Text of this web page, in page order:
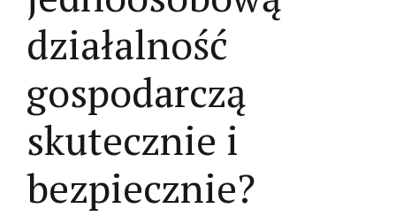
działalność
gospodarczą
skutecznie i
bezpiecznie?